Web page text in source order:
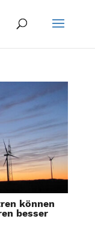
können
besser